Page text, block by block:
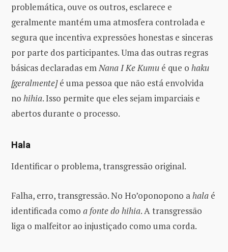
problemática, ouve os outros, esclarece e
geralmente mantém uma atmosfera controlada e
segura que incentiva expressões honestas e sinceras
por parte dos participantes. Uma das outras regras
básicas declaradas emNana I Ke Kumu é que o haku
[geralmente]é uma pessoa que não está envolvida
no hihia. Isso permite que eles sejam imparciais e
abertos durante o processo.
Hala
Identificar o problema, transgressão original.
Falha, erro, transgressão. No Ho’oponopono ahala é
identificada como a fonte do hihia. A transgressão
liga o malfeitor ao injustiçado como uma corda.